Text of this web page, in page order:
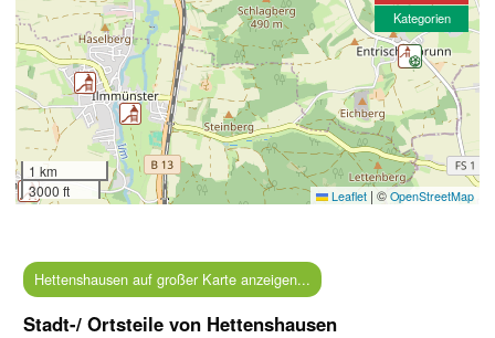
1 km
3000 ft
Leaflet | © OpenStreetMap
Kategorien
Hettenshausen auf großer Karte anzeigen...
Stadt-/ Ortsteile von Hettenshausen